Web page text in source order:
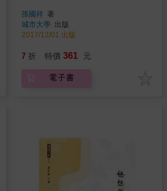
孫國祥 著
城市大學 出版
2017/12/01 出版
7 折 特價 361 元
電子書